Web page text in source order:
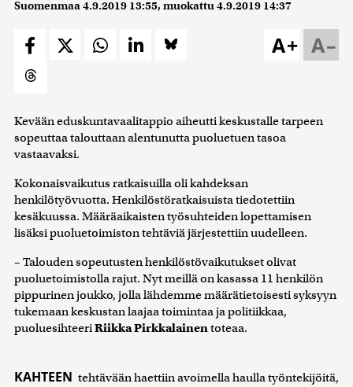
Suomenmaa4.9.2019 13:55, muokattu4.9.2019 14:37
A–
A+
Kevään eduskuntavaalitappio aiheutti keskustalle tarpeen
sopeuttaa talouttaan alentunutta puoluetuen tasoa
vastaavaksi.
Kokonaisvaikutus ratkaisuilla oli kahdeksan
henkilötyövuotta. Henkilöstöratkaisuista tiedotettiin
kesäkuussa. Määräaikaisten työsuhteiden lopettamisen
lisäksi puoluetoimiston tehtäviä järjestettiin uudelleen.
– Talouden sopeutusten henkilöstövaikutukset olivat
puoluetoimistolla rajut. Nyt meillä on kasassa 11 henkilön
pippurinen joukko, jolla lähdemme määrätietoisesti syksyyn
tukemaan keskustan laajaa toimintaa ja politiikkaa,
puoluesihteeriRiikka Pirkkalainentoteaa.
KAHTEEN tehtävään haettiin avoimella haulla työntekijöitä,